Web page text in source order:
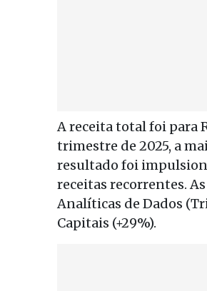
A receita total foi para
trimestre de 2025, a
resultado foi
receitas recorrentes.
Analíticas de Dados
Capitais (+29%).